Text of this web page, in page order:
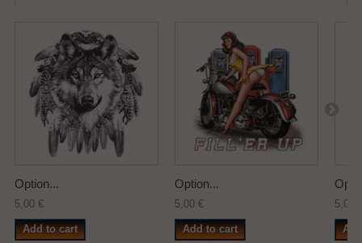
Option...
5,00 €
Add to cart
Option...
5,00 €
Add to cart
5,00